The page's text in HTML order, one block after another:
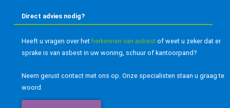
Direct advies nodig?
Heeft u vragen over het herkennen van asbest of weet u zeker dat er
sprake is van asbest in uw woning, schuur of kantoorpand?
Neem gerust contact met ons op. Onze specialisten staan u graag te
woord.